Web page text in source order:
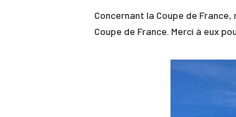
Concernant la Coupe de
Coupe de France. Merci à eux